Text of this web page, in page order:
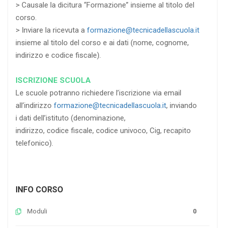
> Causale la dicitura “Formazione” insieme al titolo del
corso.
> Inviare la ricevuta a formazione@tecnicadellascuola.it
insieme al titolo del corso e ai dati (nome, cognome,
indirizzo e codice fiscale).
ISCRIZIONE SCUOLA
Le scuole potranno richiedere l’iscrizione via email
all’indirizzo formazione@tecnicadellascuola.it, inviando
i dati dell’istituto (denominazione,
indirizzo, codice fiscale, codice univoco, Cig, recapito
telefonico).
INFO CORSO
Moduli 0